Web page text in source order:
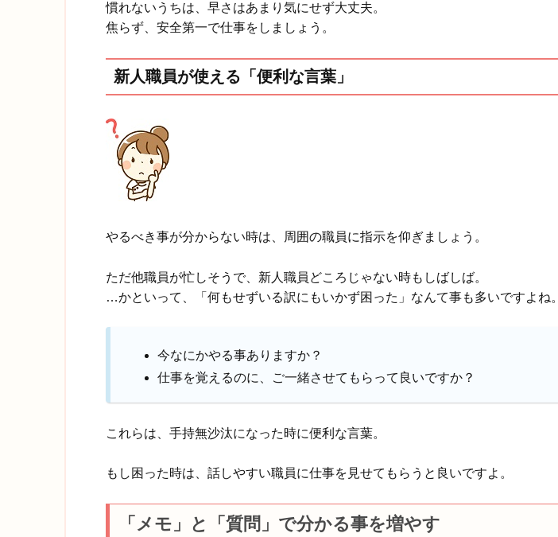
慣れないうちは、早さはあまり気にせず大丈夫。
焦らず、安全第一で仕事をしましょう。
新人職員が使える「便利な言葉」
やるべき事が分からない時は、周囲の職員に指示を仰ぎましょう。
ただ他職員が忙しそうで、新人職員どころじゃない時もしばしば。
…かといって、「何もせずいる訳にもいかず困った」なんて事も多いですよね。
今なにかやる事ありますか？
仕事を覚えるのに、ご一緒させてもらって良いですか？
これらは、手持無沙汰になった時に便利な言葉。
もし困った時は、話しやすい職員に仕事を見せてもらうと良いですよ。
「メモ」と「質問」で分かる事を増やす